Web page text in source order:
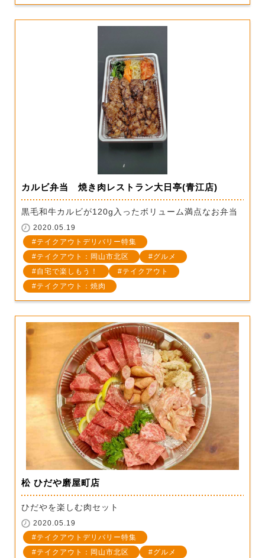
カルビ弁当 焼き肉レストラン大日亭(青江店)
黒毛和牛カルビが120g入ったボリューム満点なお弁当
2020.05.19
テイクアウトデリバリー特集
テイクアウト：岡山市北区
グルメ
自宅で楽しもう！
テイクアウト
テイクアウト：焼肉
松 ひだや磨屋町店
ひだやを楽しむ肉セット
2020.05.19
テイクアウトデリバリー特集
テイクアウト：岡山市北区
グルメ